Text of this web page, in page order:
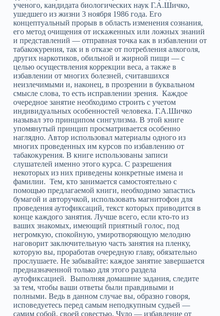
ученого, кандидата биологических наук Г.А.Шичко,
ушедшего из жизни 3 ноября 1986 года. Его
концептуальный прорыв в область изменения сознания,
его метод очищения от искаженных или ложных знаний
и представлений — отправная точка как в избавлении от
табакокурения, так и в отказе от потребления алкоголя,
других наркотиков, обильной и жирной пищи — с
целью осуществления коррекции веса, а также в
избавлении от многих болезней, считавшихся
неизлечимыми и, наконец, в прозрении в буквальном
смысле слова, то есть исправлении зрения. Каждое
очередное занятие необходимо строить с учетом
индивидуальных особенностей человека. Г.А.Шичко
называл это принципом сингулизма. В этой книге
упомянутый принцип просматривается особенно
наглядно. Автор использовал материалы одного из
многих проведенных им курсов по избавлению от
табакокурения. В книге использованы записи
слушателей именно этого курса. С разрешения
некоторых из них приведены конкретные имена и
фамилии. Тем, кто занимается самостоятельно с
помощью предлагаемой книги, необходимо запастись
бумагой и авторучкой, использовать магнитофон для
проведения аутофиксаций, текст которых приводится в
конце каждого занятия. Лучше всего, если кто-то из
ваших знакомых, имеющий приятный голос, под
негромкую, спокойную, умиротворяющую мелодию
наговорит заключительную часть занятия на пленку,
которую вы, проработав очередную главу, обязательно
прослушаете. Не забывайте: каждое занятие завершается
предназначенной только для этого раздела
аутофиксацией. Выполняя домашние задания, следите
за тем, чтобы ваши ответы были правдивыми и
полными. Ведь в данном случае вы, образно говоря,
исповедуетесь перед самым неподкупным судьей —
самим собой, своей совестью. Чудо — избавление от